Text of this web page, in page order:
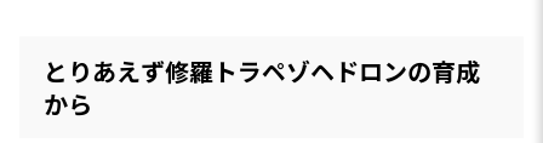
とりあえず修羅トラペゾヘドロンの育成
から